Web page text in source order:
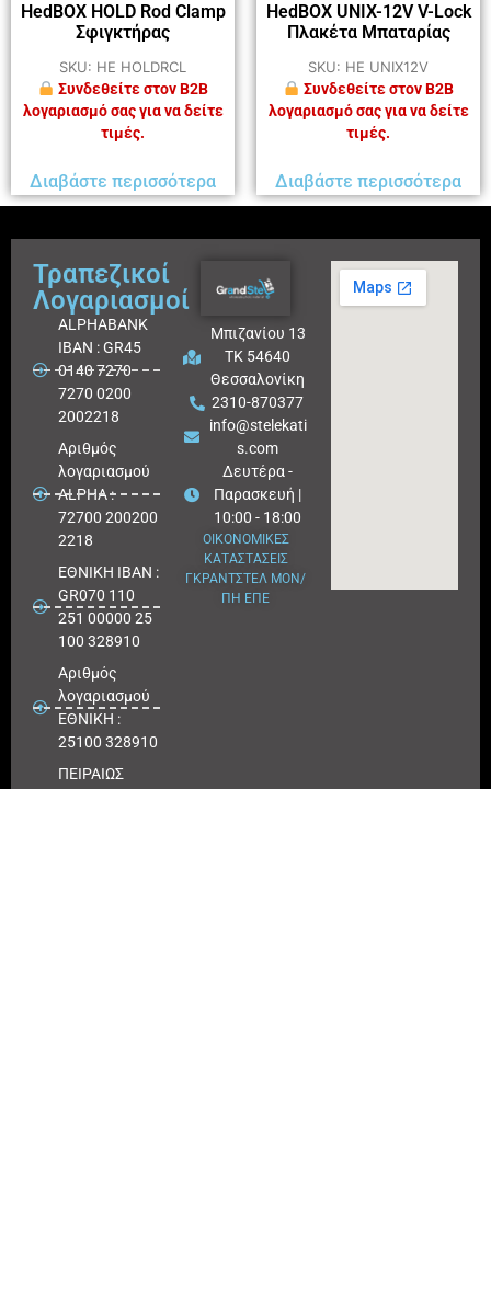
HedBOX HOLD Rod Clamp
Σφιγκτήρας
SKU: HE HOLDRCL
Συνδεθείτε στον B2B
λογαριασμό σας για να δείτε
τιμές.
Διαβάστε περισσότερα
HedBOX UNIX-12V V-Lock
Πλακέτα Μπαταρίας
SKU: HE UNIX12V
Συνδεθείτε στον B2B
λογαριασμό σας για να δείτε
τιμές.
Διαβάστε περισσότερα
Τραπεζικοί
Λογαριασμοί
ALPHABANK
IBAN : GR45
0140 7270
7270 0200
2002218
Aριθμός
λογαριασμού
ALPHA :
72700 200200
2218
ΕΘΝΙΚΗ ΙΒΑΝ :
GR070 110
251 00000 25
100 328910
Αριθμός
λογαριασμού
ΕΘΝΙΚΗ :
25100 328910
ΠΕΙΡΑΙΩΣ
Μπιζανίου 13
ΤΚ 54640
Θεσσαλονίκη
2310-870377
info@stelekati
s.com
Δευτέρα -
Παρασκευή |
10:00 - 18:00
ΟΙΚΟΝΟΜΙΚΕΣ
ΚΑΤΑΣΤΑΣΕΙΣ
ΓΚΡΑΝΤΣΤΕΛ ΜΟΝ/
ΠΗ ΕΠΕ